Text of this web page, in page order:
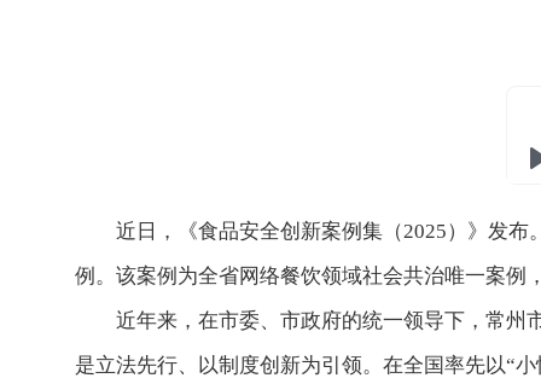
近日，《食品安全创新案例集（2025）》发布
例。该案例为全省网络餐饮领域社会共治唯一案例
近年来，在市委、市政府的统一领导下，常州
是立法先行、以制度创新为引领。在全国率先以“